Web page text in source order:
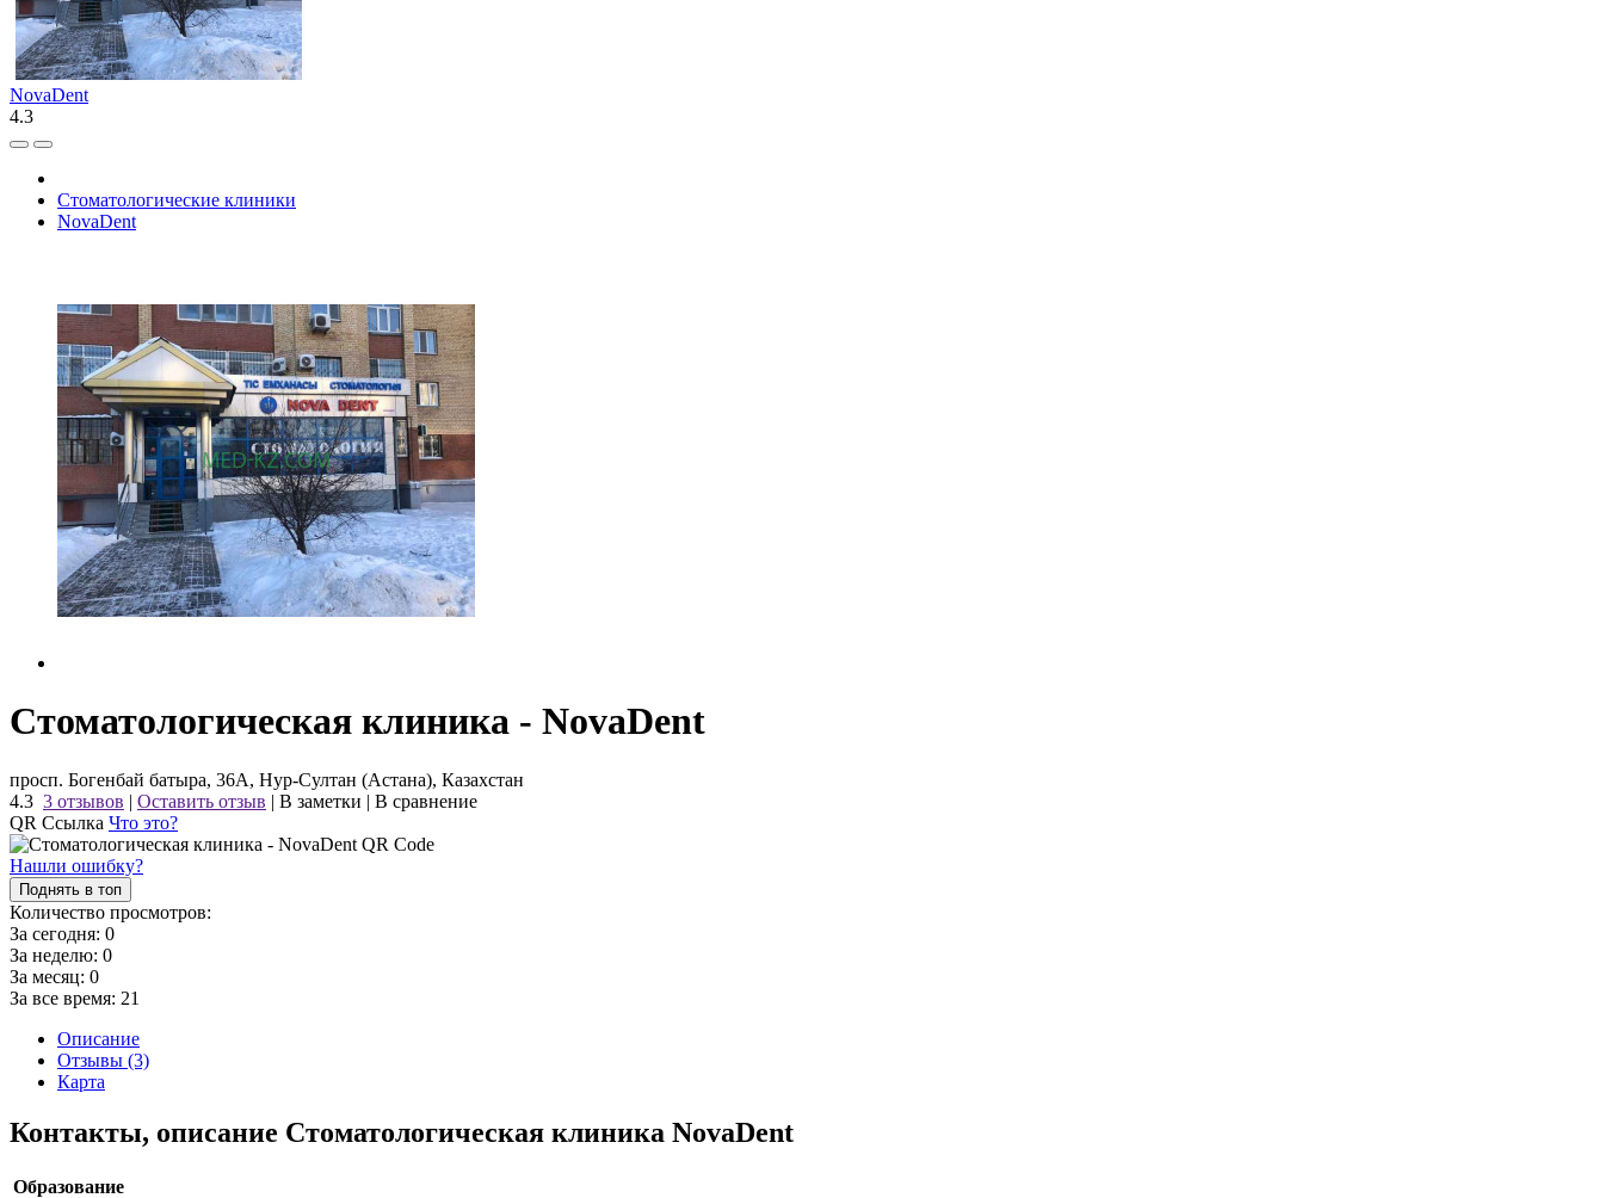
NovaDent
4.3
Стоматологические клиники
NovaDent
Стоматологическая клиника - NovaDent
просп. Богенбай батыра, 36А, Нур-Султан (Астана), Казахстан
4.3 3 отзывов | Оставить отзыв | В заметки | В сравнение
QR Ссылка Что это?
Нашли ошибку?
Поднять в топ
Количество просмотров:
За сегодня: 0
За неделю: 0
За месяц: 0
За все время: 21
Описание
Отзывы (3)
Карта
Контакты, описание Стоматологическая клиника NovaDent
Образование